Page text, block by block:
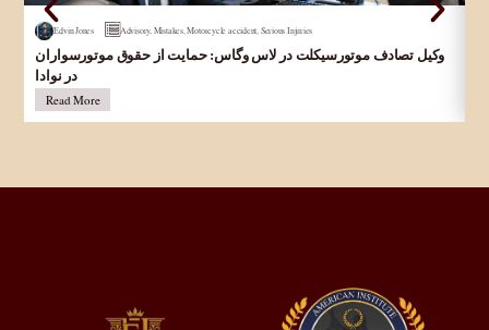
Edvin Jones Advisory, Mistakes,Motorcycle accident Serious Injuries
وکیل تصادف موتورسیکلت در لاس وگاس: حمایت از حقوق موتورسواران
در نوادا
Read More